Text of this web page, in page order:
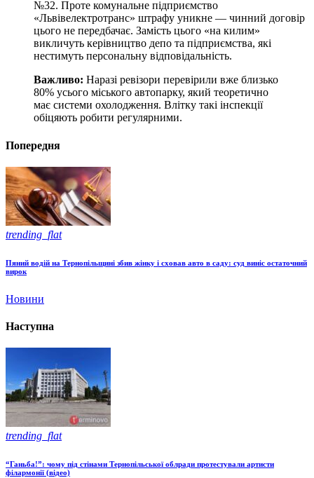
№32. Проте комунальне підприємство
«Львівелектротранс» штрафу уникне — чинний договір
цього не передбачає. Замість цього «на килим»
викличуть керівництво депо та підприємства, які
нестимуть персональну відповідальність.
Важливо: Наразі ревізори перевірили вже близько
80% усього міського автопарку, який теоретично
має системи охолодження. Влітку такі інспекції
обіцяють робити регулярними.
Попередня
trending_flat
Пяний водій на Тернопільщині збив жінку і сховав авто в саду: суд виніс остаточний
вирок
Новини
Наступна
trending_flat
“Ганьба!”: чому під стінами Тернопільської облради протестували артисти
філармонії (відео)